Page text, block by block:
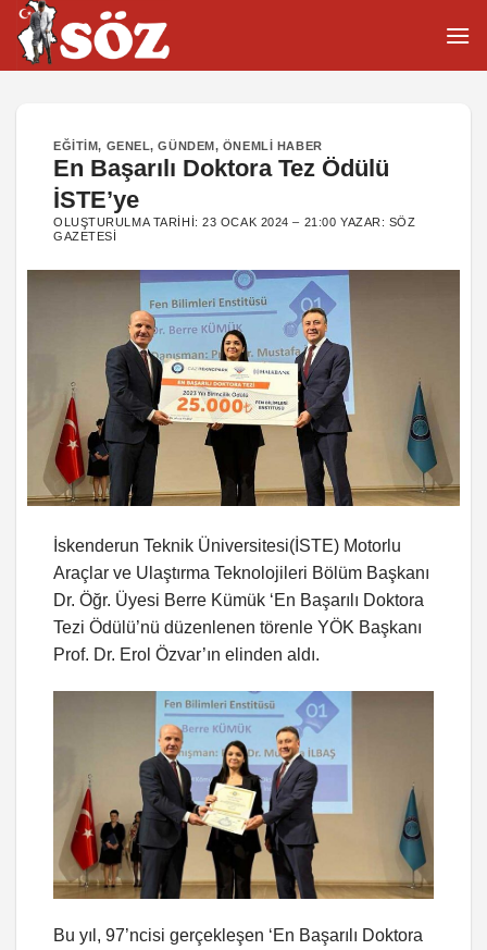
İçeriğe
atla
EĞITIM, GENEL,GÜNDEM, ÖNEMLI HABER
En Başarılı Doktora Tez Ödülü
İSTE’ye
OLUŞTURULMA TARIHI:23 OCAK 2024 – 21:00 YAZAR: SÖZ
GAZETESI
İskenderun Teknik Üniversitesi(İSTE) Motorlu
Araçlar ve Ulaştırma Teknolojileri Bölüm Başkanı
Dr. Öğr. Üyesi Berre Kümük ‘En Başarılı Doktora
Tezi Ödülü’nü düzenlenen törenle YÖK Başkanı
Prof. Dr. Erol Özvar’ın elinden aldı.
Bu yıl, 97’ncisi gerçekleşen ‘En Başarılı Doktora